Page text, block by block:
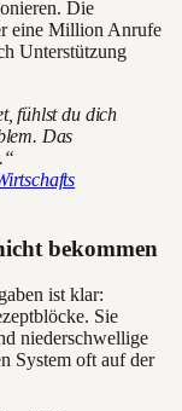
Die
eine Million Anrufe
Unterstützung
fühlst du dich
Das
bekommen
ist klar:
Sie
niederschwellige
System oft auf der